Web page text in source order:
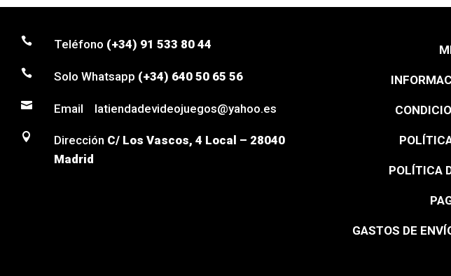
 Teléfono (+34) 91 533 80 44
 Solo Whatsapp (+34) 640 50 65 56
 Email latiendadevideojuegos@yahoo.es
 Dirección C/ Los Vascos, 4 Local – 28040
Madrid
POLÍTICA
GASTOS DE